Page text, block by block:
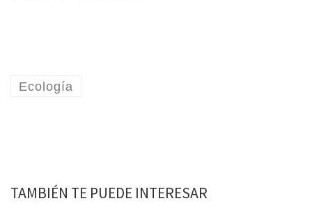
Ecología
TAMBIÉN TE PUEDE INTERESAR